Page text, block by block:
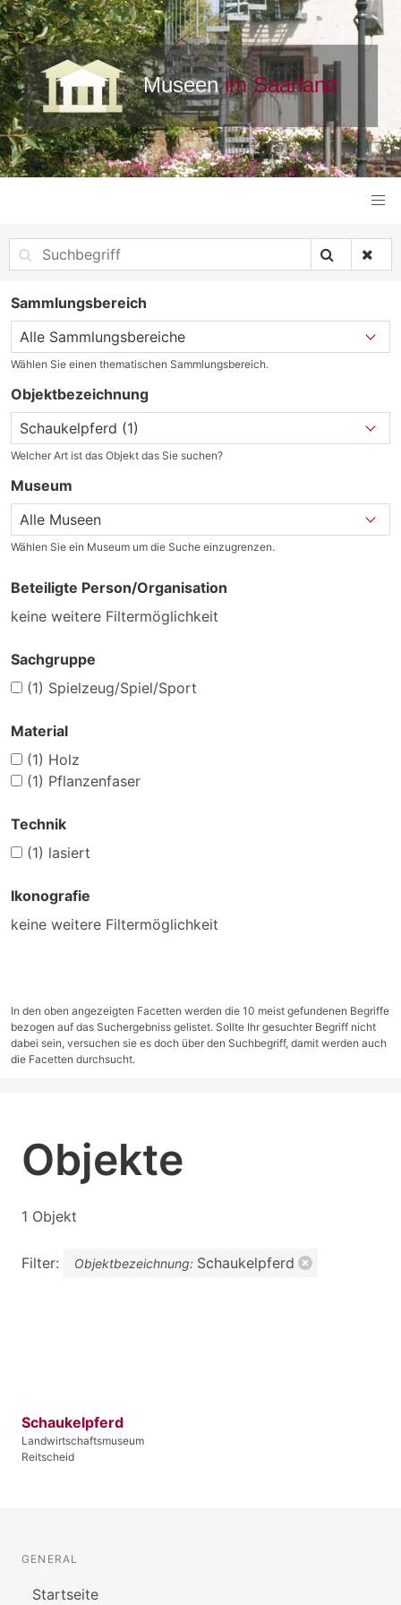
Sammlungsbereich
Wählen Sie einen thematischen Sammlungsbereich.
Objektbezeichnung
Welcher Art ist das Objekt das Sie suchen?
Museum
Wählen Sie ein Museum um die Suche einzugrenzen.
Beteiligte Person/Organisation
keine weitere Filtermöglichkeit
Sachgruppe
(1) Spielzeug/Spiel/Sport
Material
(1) Holz
(1) Pflanzenfaser
Technik
(1) lasiert
Ikonografie
keine weitere Filtermöglichkeit
In den oben angezeigten Facetten werden die 10 meist gefundenen Begriffe
bezogen auf das Suchergebniss gelistet. Sollte Ihr gesuchter Begriff nicht
dabei sein, versuchen sie es doch über den Suchbegriff, damit werden auch
die Facetten durchsucht.
Objekte
1 Objekt
Filter: Objektbezeichnung: Schaukelpferd
Schaukelpferd
Landwirtschaftsmuseum
Reitscheid
GENERAL
Startseite